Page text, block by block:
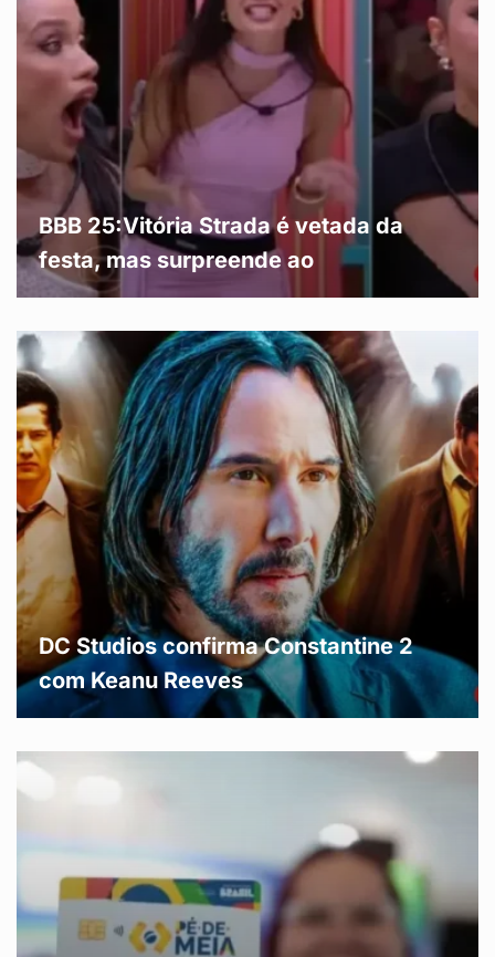
BBB 25:Vitória Strada é vetada da
festa, mas surpreende ao
DC Studios confirma Constantine 2
com Keanu Reeves